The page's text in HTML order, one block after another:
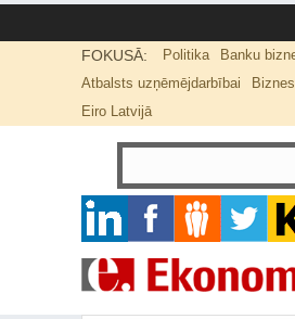
FOKUSĀ: Politika
Banku
Atbalsts uzņēmējdarbībai
Eiro Latvijā